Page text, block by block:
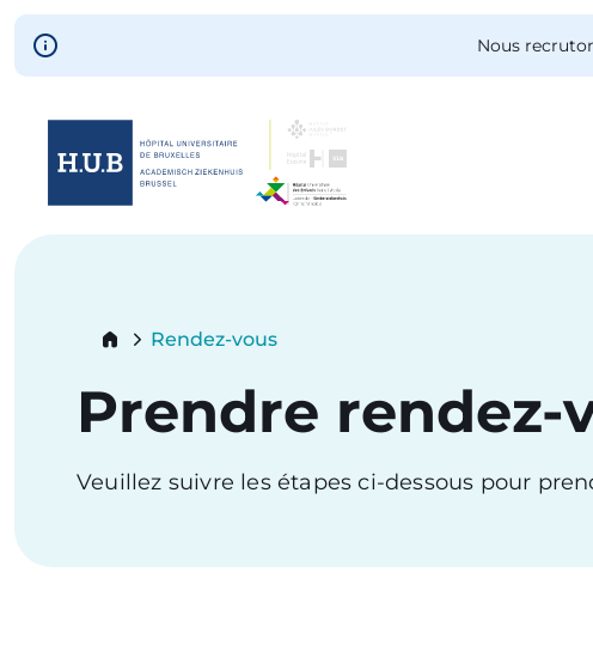
Skip to main content
Nous
Skip
Breadcrumb
Rendez-vous
Prendre rendez-
Veuillez suivre les étapes ci-dessous pour